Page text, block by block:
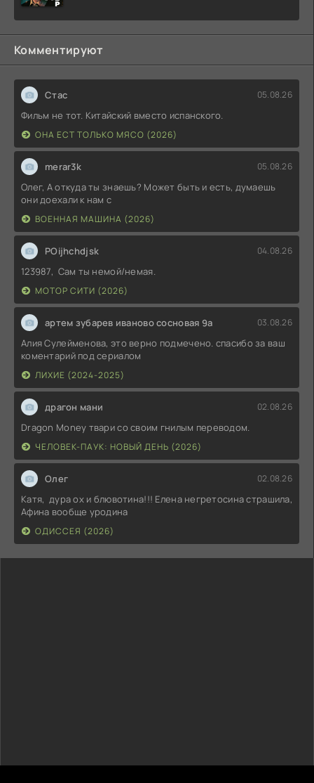
Комментируют
Стас 05.08.26
Фильм не тот. Китайский вместо испанского.
ОНА ЕСТ ТОЛЬКО МЯСО (2026)
merar3k 05.08.26
Олег, А откуда ты знаешь? Может быть и есть, думаешь
они доехали к нам с
ВОЕННАЯ МАШИНА (2026)
POijhchdjsk 04.08.26
123987, Сам ты немой/немая.
МОТОР СИТИ (2026)
артем зубарев иваново сосновая 9а 03.08.26
Алия Сулейменова, это верно подмечено. спасибо за ваш
коментарий под сериалом
ЛИХИЕ (2024-2025)
драгон мани 02.08.26
Dragon Money твари со своим гнилым переводом.
ЧЕЛОВЕК-ПАУК: НОВЫЙ ДЕНЬ (2026)
Олег 02.08.26
Катя, дура ох и блювотина!!! Елена негретосина страшила,
Афина вообще уродина
ОДИССЕЯ (2026)